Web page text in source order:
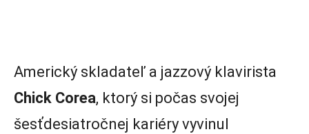
Americký skladateľ a jazzový klavirista
Chick Corea, ktorý si počas svojej
šesťdesiatročnej kariéry vyvinul